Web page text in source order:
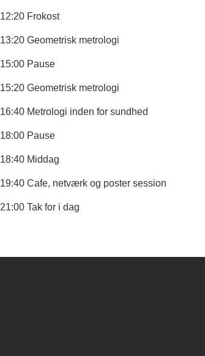
12:20 Frokost
13:20 Geometrisk metrologi
15:00 Pause
15:20 Geometrisk metrologi
16:40 Metrologi inden for sundhed
18:00 Pause
18:40 Middag
19:40 Cafe, netværk og poster session
21:00 Tak for i dag